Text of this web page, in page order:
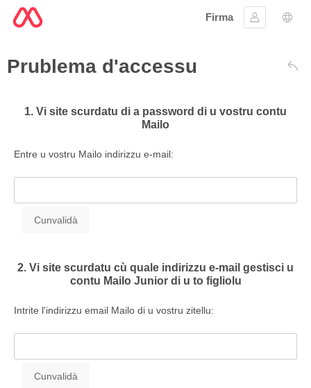
Firma
Firmà lu
Prublema d'accessu
1. Vi site scurdatu di a password di u vostru contu
Mailo
Entre u vostru Mailo indirizzu e-mail:
2. Vi site scurdatu cù quale indirizzu e-mail gestisci u
contu Mailo Junior di u to figliolu
Intrite l'indirizzu email Mailo di u vostru zitellu: